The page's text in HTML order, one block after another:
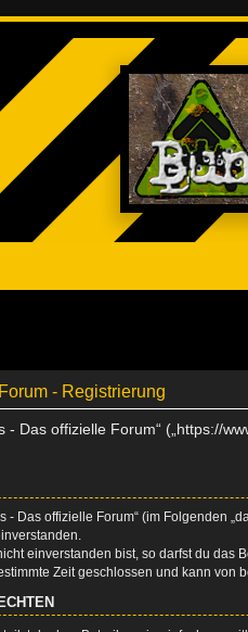
- Registrierung
- Das offizielle Forum“ („https://
- Das offizielle Forum“ (im Folgenden
einverstanden bist, so darfst du
Zeit geschlossen und kann